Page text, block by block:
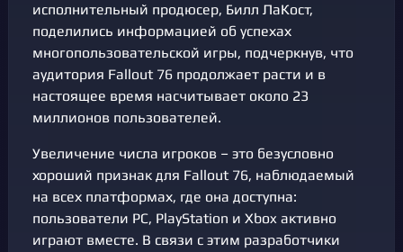
исполнительный продюсер, Билл ЛаКост,
поделились информацией об успехах
многопользовательской игры, подчеркнув, что
аудитория Fallout 76 продолжает расти и в
настоящее время насчитывает около 23
миллионов пользователей.
Увеличение числа игроков – это безусловно
хороший признак для Fallout 76, наблюдаемый
на всех платформах, где она доступна:
пользователи PC, PlayStation и Xbox активно
играют вместе. В связи с этим разработчики